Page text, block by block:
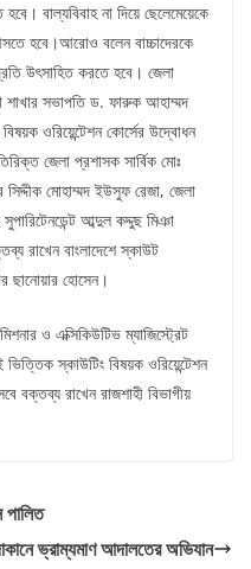
বাল্যবিবাহ না দিয়ে ছেলেমেয়েকে
হবে।আরোও বলেন বাচ্চাদেরকে
উৎসাহিত করতে হবে। জেলা
শাখার সভাপতি ড. ফারুক আহাম্মদ
ওরিয়েন্টেশন কোর্সের উদ্বোধন
জেলা প্রশাসক সার্বিক মোঃ
মোহাম্মদ ইউসুফ রেজা, জেলা
আব্দুল কদ্দুছ মিঞা
রাখেন বাংলাদেশে স্কাউট
ছানোয়ার হোসেন।
ও এক্সিকিউটিভ ম্যাজিস্ট্রেট
স্কাউটিং বিষয়ক ওরিয়েন্টেশন
বক্তব্য রাখেন রাজশাহী বিভাগীয়
পালিত
ভ্রাম্যমাণ আদালতের অভিযান